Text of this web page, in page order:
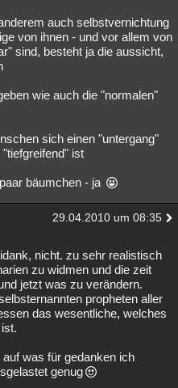
auch selbstvernichtung
von ihnen - und vor allem von
sind, besteht ja die aussicht,
wie auch die "normalen"
sich einen "untergang"
ist
bäumchen - ja
29.04.2010 um 08:35
nicht. zu sehr realistisch
zu widmen und die zeit
jetzt was zu verändern.
propheten aller
das wesentliche, welches
was für gedanken ich
genug